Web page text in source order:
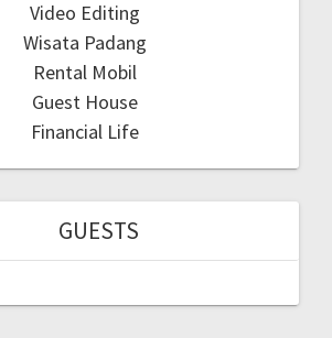
Video Editing
Wisata Padang
Rental Mobil
Guest House
Financial Life
GUESTS